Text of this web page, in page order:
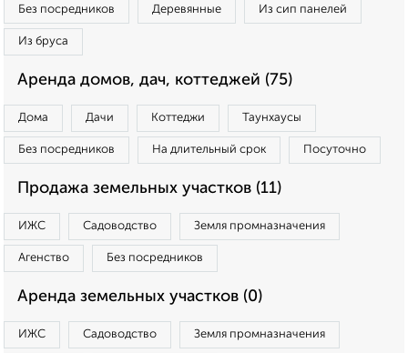
Без посредников Деревянные Из сип панелей
Из бруса
Аренда домов, дач, коттеджей (75)
Дома Дачи Коттеджи Таунхаусы
Без посредников На длительный срок Посуточно
Продажа земельных участков (11)
ИЖС Садоводство Земля промназначения
Агенство Без посредников
Аренда земельных участков (0)
ИЖС Садоводство Земля промназначения